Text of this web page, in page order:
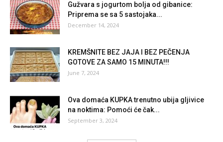
Gužvara s jogurtom bolja od gibanice:
Priprema se sa 5 sastojaka...
December 14, 2024
KREMŠNITE BEZ JAJA I BEZ PEČENJA
GOTOVE ZA SAMO 15 MINUTA!!!
June 7, 2024
Ova domaća KUPKA trenutno ubija gljivice
na noktima: Pomoći će čak...
September 3, 2024